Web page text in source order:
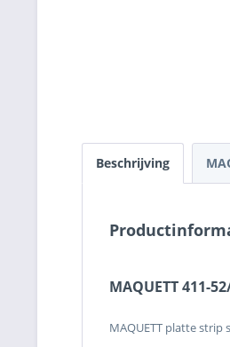
Beschrijving
MAQUETT 411-
MAQUETT platte